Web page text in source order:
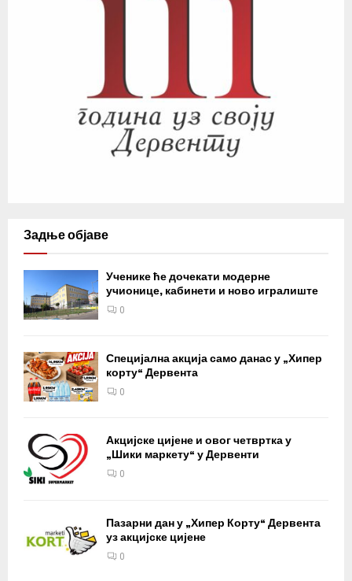
Задње објаве
Ученике ће дочекати модерне
учионице, кабинети и ново игралиште
0
Специјална акција само данас у „Хипер
корту“ Дервента
0
Акцијске цијене и овог четвртка у
„Шики маркету“ у Дервенти
0
Пазарни дан у „Хипер Корту“ Дервента
уз акцијске цијене
0